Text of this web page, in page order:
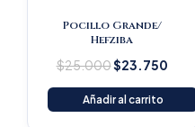
Pocillo Grande/
Hefziba
$25.000$23.750
Añadir al carrito